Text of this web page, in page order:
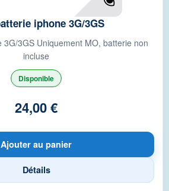
iphone 3G/3GS
3G/3GS Uniquement MO, batterie non
incluse
Disponible
24,00 €
Ajouter au panier
Détails